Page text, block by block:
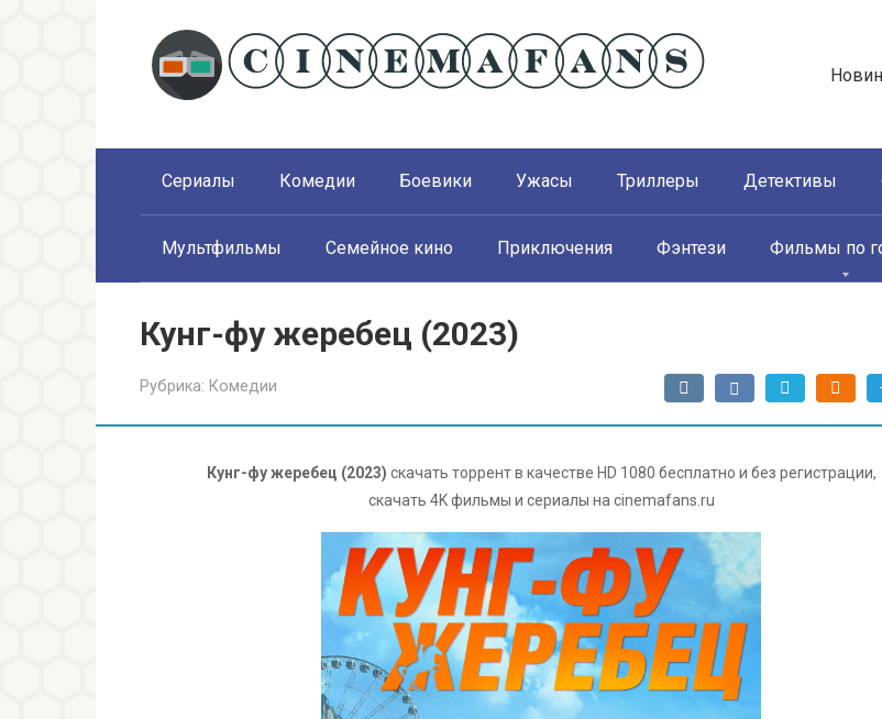
Сериалы Комедии Боевики Ужасы Триллеры Детективы
Мультфильмы Семейное кино Приключения Фэнтези Фильмы по
Кунг-фу жеребец (2023)
Рубрика: Комедии
Кунг-фу жеребец (2023) скачать торрент в качестве HD 1080 бесплатно и без регистрации,
скачать 4K фильмы и сериалы на cinemafans.ru